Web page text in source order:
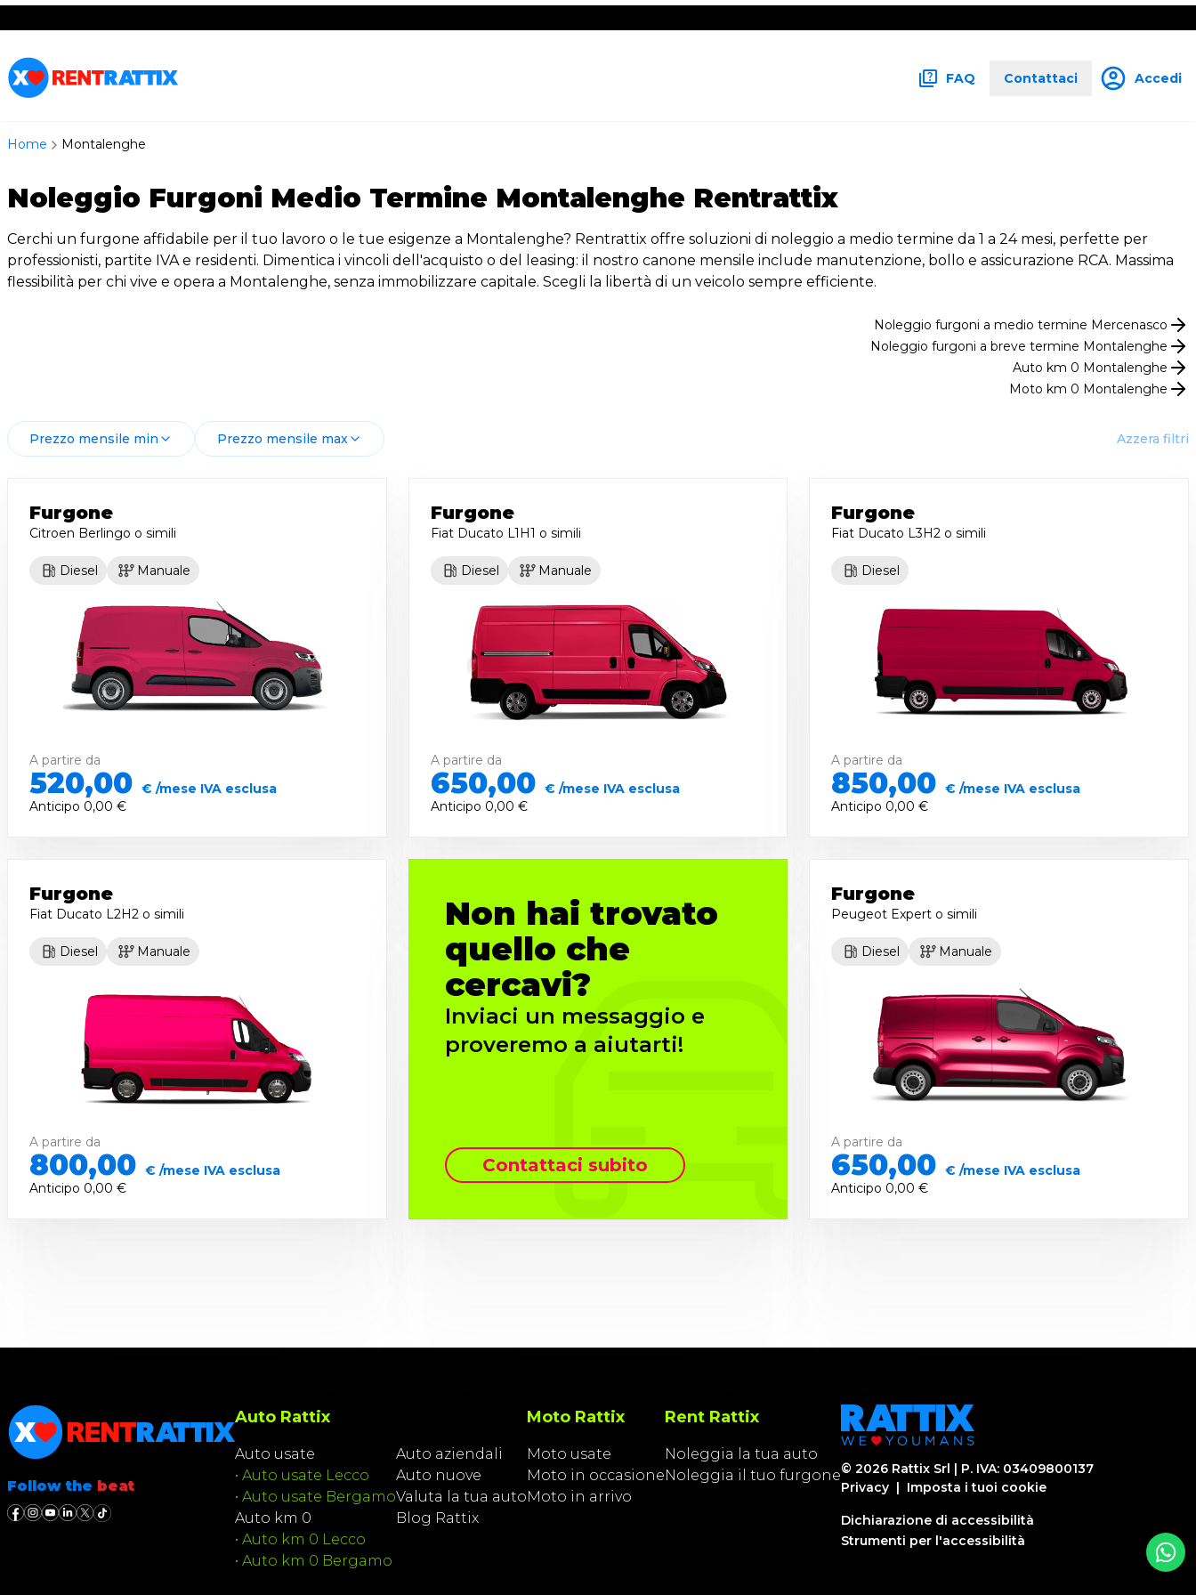
RentRattix
FAQ Contattaci Accedi
Home Montalenghe
Noleggio Furgoni Medio Termine Montalenghe Rentrattix
Cerchi un furgone affidabile per il tuo lavoro o le tue esigenze a Montalenghe? Rentrattix offre soluzioni di noleggio a medio termine da 1 a 24 mesi, perfette per
professionisti, partite IVA e residenti. Dimentica i vincoli dell'acquisto o del leasing: il nostro canone mensile include manutenzione, bollo e assicurazione RCA. Massima
flessibilità per chi vive e opera a Montalenghe, senza immobilizzare capitale. Scegli la libertà di un veicolo sempre efficiente.
Noleggio furgoni a medio termine Mercenasco
Noleggio furgoni a breve termine Montalenghe
Auto km 0 Montalenghe
Moto km 0 Montalenghe
Prezzo mensile min Prezzo mensile max Azzera filtri
Furgone
Citroen Berlingo o simili
Diesel Manuale
A partire da
520,00 € /mese IVA esclusa
Anticipo 0,00 €
Furgone
Fiat Ducato L1H1 o simili
Diesel Manuale
A partire da
650,00 € /mese IVA esclusa
Anticipo 0,00 €
Furgone
Fiat Ducato L3H2 o simili
Diesel
A partire da
850,00€ /mese IVA esclusa
Anticipo 0,00 €
Furgone
Fiat Ducato L2H2 o simili
Diesel Manuale
A partire da
800,00 € /mese IVA esclusa
Anticipo 0,00 €
Non hai trovato
quello che
cercavi?
Inviaci un messaggio e
proveremo a aiutarti!
Contattaci subito
Furgone
Peugeot Expert o simili
Diesel Manuale
A partire da
650,00€ /mese IVA esclusa
Anticipo 0,00 €
Follow the beat
Auto Rattix
Auto usate
• Auto usate Lecco
• Auto usate Bergamo
Auto km 0
• Auto km 0 Lecco
• Auto km 0 Bergamo
Auto aziendali
Auto nuove
Valuta la tua auto
Blog Rattix
Moto Rattix
Moto usate
Moto in occasione
Moto in arrivo
Rent Rattix
Noleggia la tua auto
Noleggia il tuo furgone© 2026 Rattix Srl | P. IVA: 03409800137
Privacy | Imposta i tuoi cookie
Dichiarazione di accessibilità
Strumenti per l'accessibilità